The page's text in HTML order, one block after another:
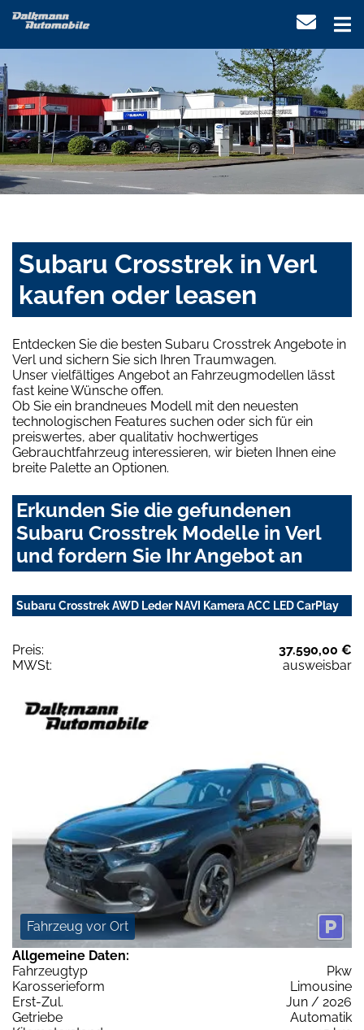
Subaru Crosstrek in Verl
kaufen oder leasen
Entdecken Sie die besten Subaru Crosstrek Angebote in
Verl und sichern Sie sich Ihren Traumwagen.
Unser vielfältiges Angebot an Fahrzeugmodellen lässt
fast keine Wünsche offen.
Ob Sie ein brandneues Modell mit den neuesten
technologischen Features suchen oder sich für ein
preiswertes, aber qualitativ hochwertiges
Gebrauchtfahrzeug interessieren, wir bieten Ihnen eine
breite Palette an Optionen.
Erkunden Sie die gefundenen
Subaru Crosstrek Modelle in Verl
und fordern Sie Ihr Angebot an
Subaru Crosstrek AWD Leder NAVI Kamera ACC LED CarPlay
Preis:
37.590,00 €
MWSt:
ausweisbar
Fahrzeug vor Ort
Allgemeine Daten:
Fahrzeugtyp
Pkw
Karosserieform
Limousine
Erst-Zul.
Jun / 2026
Getriebe
Automatik